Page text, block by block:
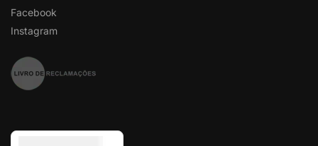
Facebook
Instagram